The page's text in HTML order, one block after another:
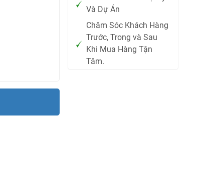
Và Dự Án
Chăm Sóc Khách Hàng
Trước, Trong và Sau
Khi Mua Hàng Tận
Tâm.